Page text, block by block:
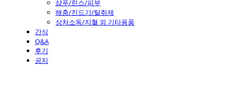
샴푸/린스/피부
해충/진드기/탈취제
상처소독/지혈 외 기타용품
간식
Q&A
후기
공지